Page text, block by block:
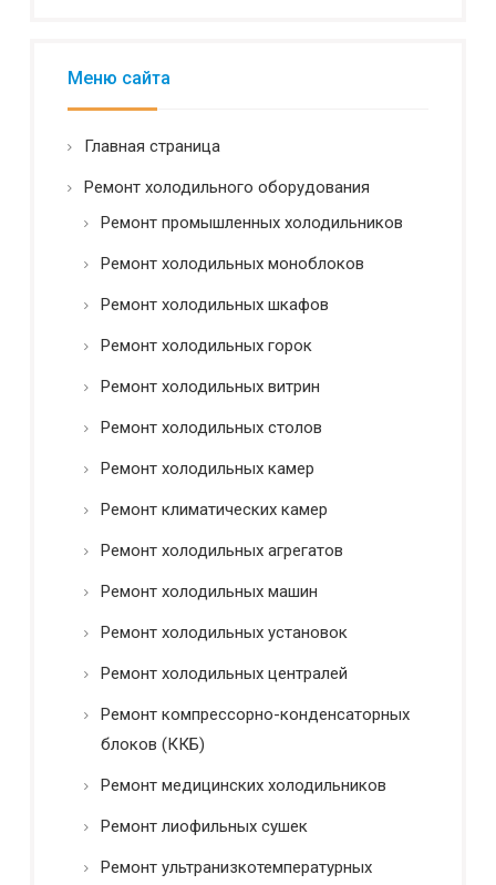
-
m
i
И
н
с
*
Меню сайта
Главная страница
Ремонт холодильного оборудования
Ремонт промышленных холодильников
Ремонт холодильных моноблоков
Ремонт холодильных шкафов
Ремонт холодильных горок
Ремонт холодильных витрин
Ремонт холодильных столов
Ремонт холодильных камер
Ремонт климатических камер
Ремонт холодильных агрегатов
Ремонт холодильных машин
Ремонт холодильных установок
Ремонт холодильных централей
Ремонт компрессорно-конденсаторных
блоков (ККБ)
Ремонт медицинских холодильников
Ремонт лиофильных сушек
Ремонт ультранизкотемпературных